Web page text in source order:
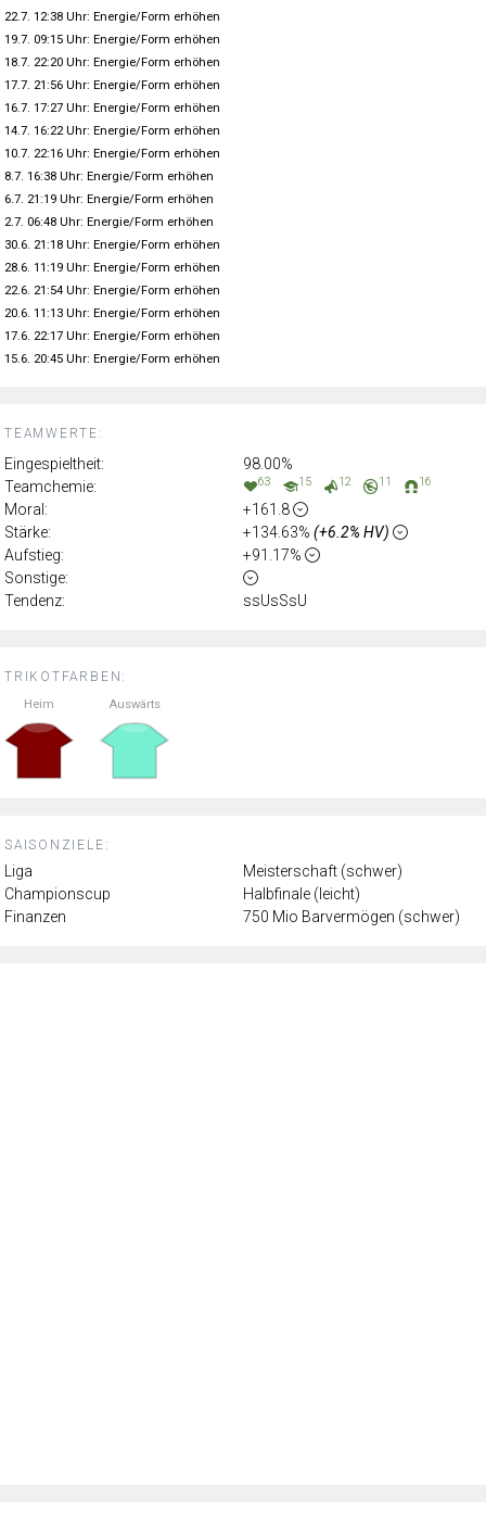
TRIKOTFARBEN:
Heim Auswärts
SAISONZIELE:
Liga
Meisterschaft (schwer)
Championscup
Halbfinale (leicht)
Finanzen
750 Mio Barvermögen (schwer)
TEAMWERTE:
Eingespieltheit:
98.00%
Teamchemie:
63 15 12 11 16
Moral:
+161.8
Stärke:
+134.63% (+6.2% HV)
Aufstieg:
+91.17%
Sonstige:
Tendenz:
ssUsSsU
22.7. 12:38 Uhr: Energie/Form erhöhen
19.7. 09:15 Uhr: Energie/Form erhöhen
18.7. 22:20 Uhr: Energie/Form erhöhen
17.7. 21:56 Uhr: Energie/Form erhöhen
16.7. 17:27 Uhr: Energie/Form erhöhen
14.7. 16:22 Uhr: Energie/Form erhöhen
10.7. 22:16 Uhr: Energie/Form erhöhen
8.7. 16:38 Uhr: Energie/Form erhöhen
6.7. 21:19 Uhr: Energie/Form erhöhen
2.7. 06:48 Uhr: Energie/Form erhöhen
30.6. 21:18 Uhr: Energie/Form erhöhen
28.6. 11:19 Uhr: Energie/Form erhöhen
22.6. 21:54 Uhr: Energie/Form erhöhen
20.6. 11:13 Uhr: Energie/Form erhöhen
17.6. 22:17 Uhr: Energie/Form erhöhen
15.6. 20:45 Uhr: Energie/Form erhöhen